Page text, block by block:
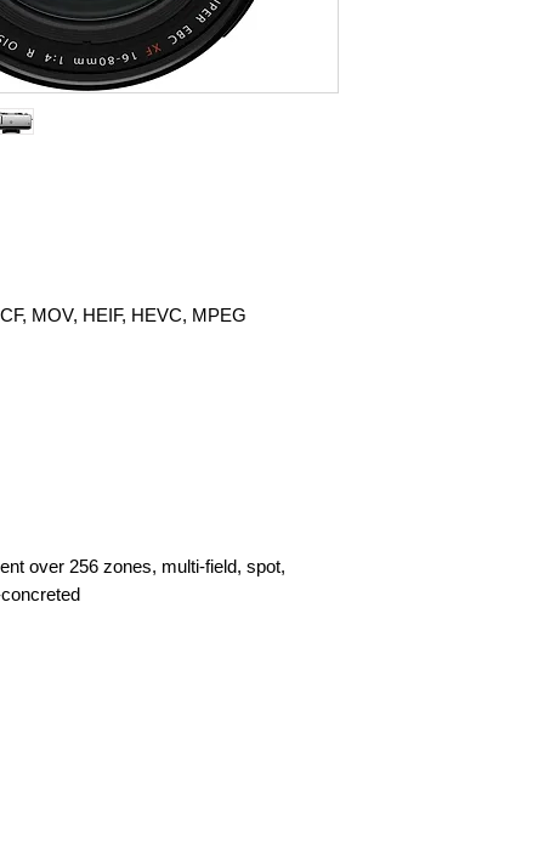
MOV, HEIF, HEVC, MPEG
over 256 zones, multi-field, spot,